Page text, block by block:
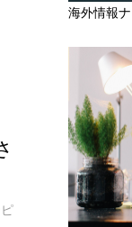
海外情報